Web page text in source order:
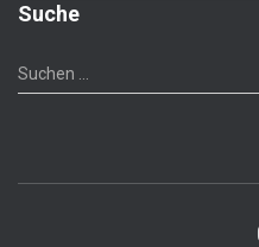
Suche
S
u
Suchen …